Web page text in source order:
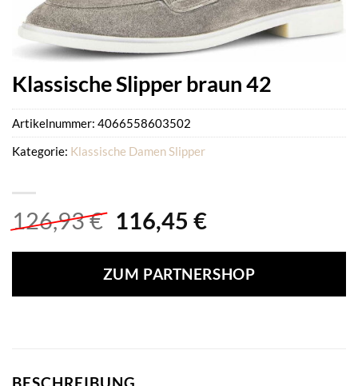
Klassische Slipper braun 42
126,93€ Ursprünglicher
war:
126,93 €
116,45 €Aktueller
ist:
116,45 €.
ZUM PARTNERSHOP
Artikelnummer: 4066558603502
Kategorie: Klassische Damen Slipper